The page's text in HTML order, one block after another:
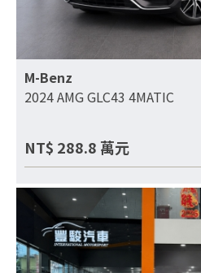
M-Benz
2024 AMG GLC43 4MATIC
NT$ 288.8 萬元